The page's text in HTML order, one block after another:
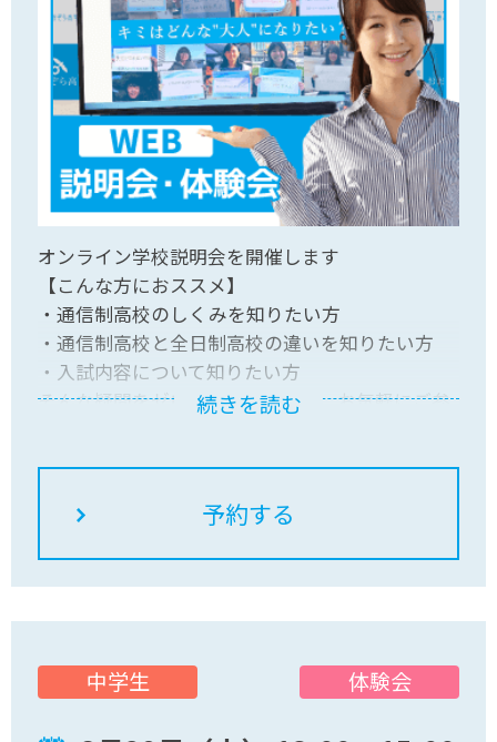
オンライン学校説明会を開催します
【こんな方におススメ】
・通信制高校のしくみを知りたい方
・通信制高校と全日制高校の違いを知りたい方
・入試内容について知りたい方
そんな疑問をゼロから解消します。お気軽にご参
続きを読む
体験会
中学生